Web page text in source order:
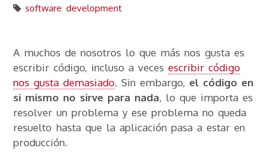
software development
A muchos de nosotros lo que más nos gusta es
escribir código, incluso a vecesescribir código
nos gusta demasiado. Sin embargo, el código en
si mismo no sirve para nada, lo que importa es
resolver un problema y ese problema no queda
resuelto hasta que la aplicación pasa a estar en
producción.